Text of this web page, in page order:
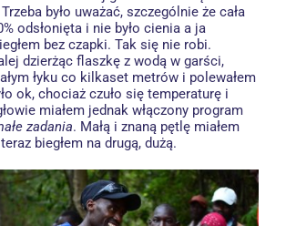
było uważać, szczególnie że cała
odsłonięta i nie było cienia a ja
bez czapki. Tak się nie robi.
dzierżąc flaszkę z wodą w garści,
łyku co kilkaset metrów i polewałem
ok, chociaż czuło się temperaturę i
miałem jednak włączony program
zadania. Małą i znaną pętlę miałem
biegłem na drugą, dużą.